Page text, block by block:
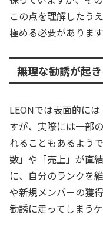
この点を理解したう
極める必要があります
無理な勧誘が起
LEONでは表面的に
すが、実際には一部
れることもあるよう
数」や「売上」が直
に、自分のランクを
や新規メンバーの獲
勧誘に走ってしまう